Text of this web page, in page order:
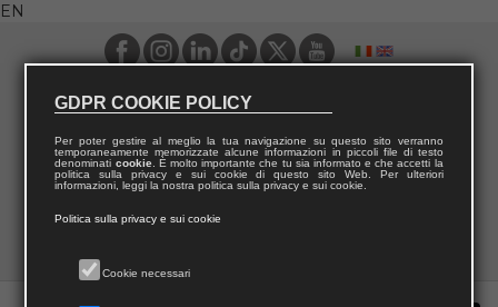
EN
GDPR COOKIE POLICY
Per poter gestire al meglio la tua navigazione su questo sito verranno
temporaneamente memorizzate alcune informazioni in piccoli file di testo
denominati cookie. È molto importante che tu sia informato e che accetti la
politica sulla privacy e sui cookie di questo sito Web. Per ulteriori
informazioni, leggi la nostra politica sulla privacy e sui cookie.
Politica sulla privacy e sui cookie
Cookie necessari